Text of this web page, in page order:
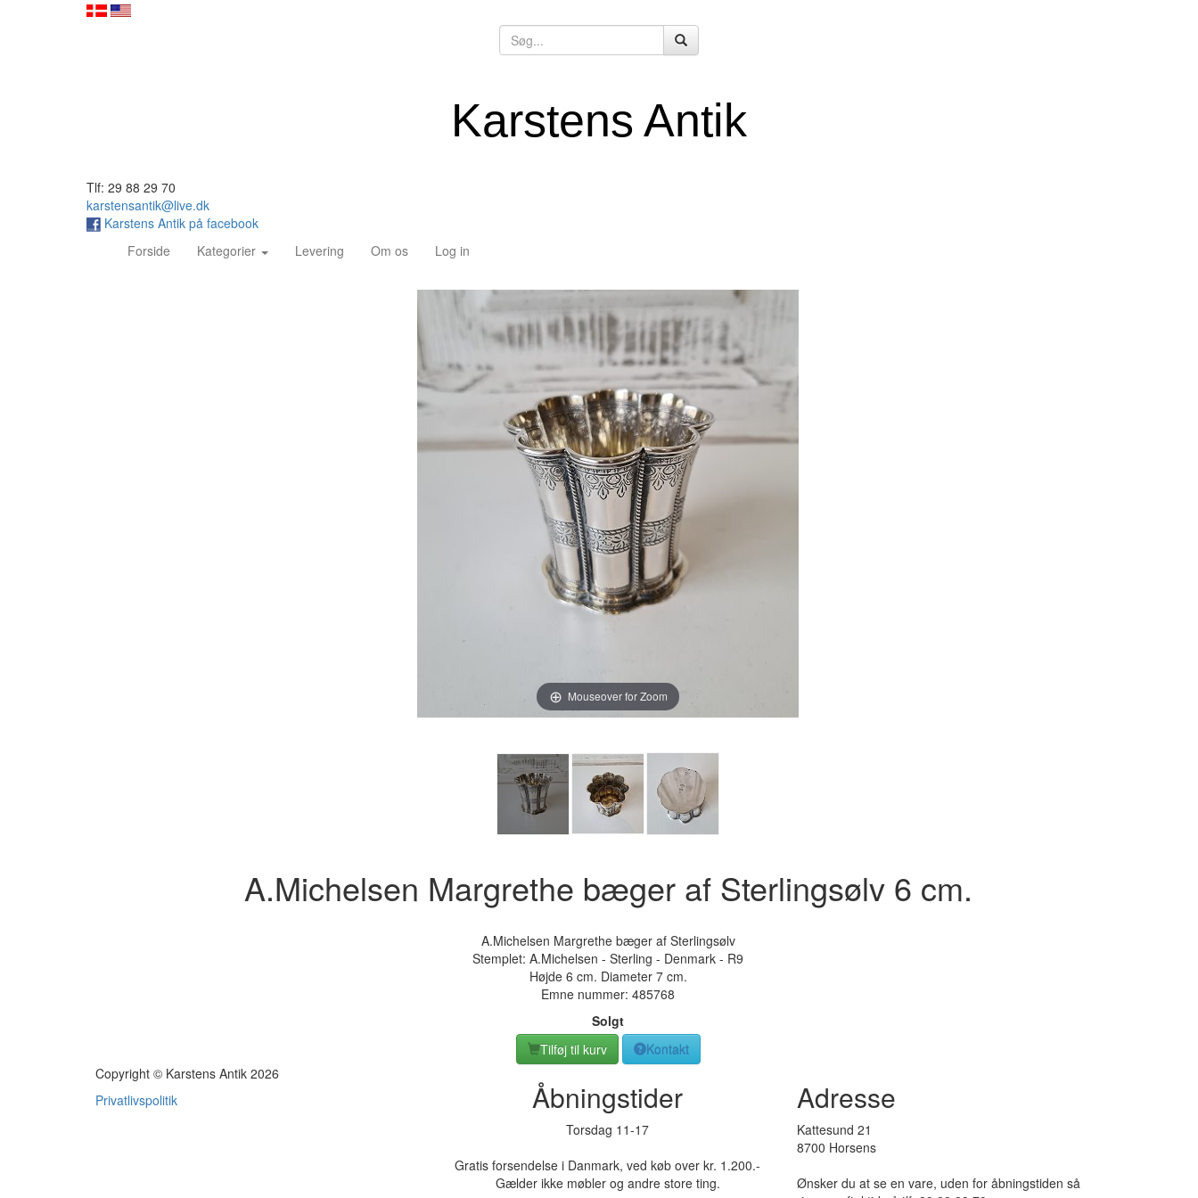
Karstens Antik
Tlf: 29 88 29 70
karstensantik@live.dk
Karstens Antik på facebook
Forside (current)Kategorier Levering Om os Log in
Mouseover for Zoom
A.Michelsen Margrethe bæger af Sterlingsølv 6 cm.
A.Michelsen Margrethe bæger af Sterlingsølv
Stemplet: A.Michelsen - Sterling - Denmark - R9
Højde 6 cm. Diameter 7 cm.
Emne nummer: 485768
Solgt
Tilføj til kurv
Kontakt
Copyright © Karstens Antik 2026
Privatlivspolitik
Åbningstider
Torsdag 11-17
Gratis forsendelse i Danmark, ved køb over kr. 1.200.-
Gælder ikke møbler og andre store ting.
Adresse
Kattesund 21
8700 Horsens
Ønsker du at se en vare, uden for åbningstiden så